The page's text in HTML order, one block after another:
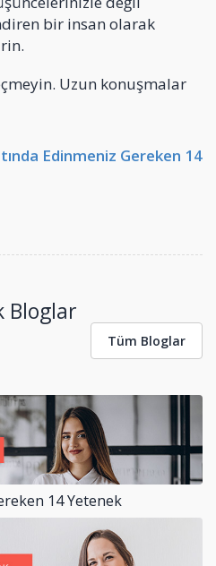
bir insan olarak
Uzun konuşmalar
Edinmeniz Gereken 14
Bloglar
Tüm Bloglar
14 Yetenek